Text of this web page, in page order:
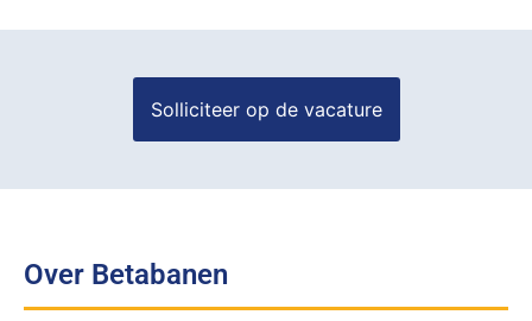
Over Betabanen